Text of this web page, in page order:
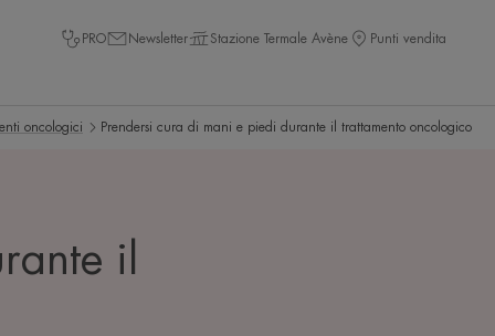
PRO Newsletter Stazione Termale Avène Punti vendita
oncologici Prendersi cura di mani e piedi durante il trattamento oncologico
il